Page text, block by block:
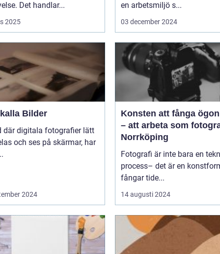
Det handlar...
2025
en arbetsmiljö s...
03 december 2024
Bilder
där digitala fotografier lätt
och ses på skärmar, har
2024
Konsten att fånga
– att arbeta som
Norrköping
Fotografi är inte bara en
process– det är en
fångar tide...
14 augusti 2024